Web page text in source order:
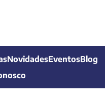
NovidadesEventosBlog